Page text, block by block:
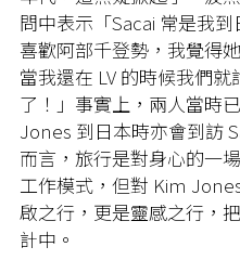
問中表示「Sacai 常是我
喜歡阿部千登勢，我覺得
當我還在 LV 的時候我們
了！」事實上，兩人當時
Jones 到日本時亦會到訪
而言，旅行是對身心的一
工作模式，但對 Kim
啟之行，更是靈感之行，
計中。